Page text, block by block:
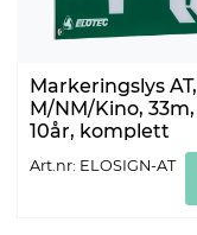
Markeringslys AT,
M/NM/Kino, 33m,
10år, komplett
Art.nr: ELOSIGN-AT